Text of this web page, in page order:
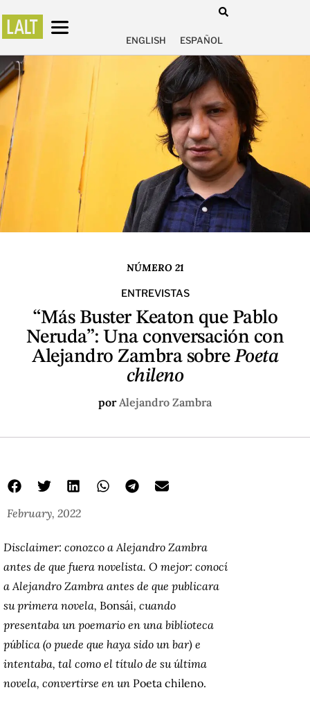
ENGLISH ESPAÑOL
NÚMERO 21
ENTREVISTAS
“Más Buster Keaton que Pablo
Neruda”: Una conversación con
Alejandro Zambra sobrePoeta
chileno
por Alejandro Zambra
February, 2022
Disclaimer: conozco a Alejandro Zambra
antes de que fuera novelista. O mejor: conocí
a Alejandro Zambra antes de que publicara
su primera novela, Bonsái, cuando
presentaba un poemario en una biblioteca
pública (o puede que haya sido un bar) e
intentaba, tal como el título de su última
novela, convertirse en un Poeta chileno.